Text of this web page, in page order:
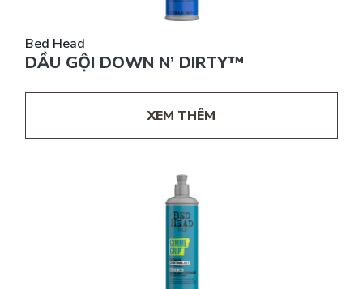
Bed Head
DẦU GỘI DOWN N’ DIRTY™
XEM THÊM